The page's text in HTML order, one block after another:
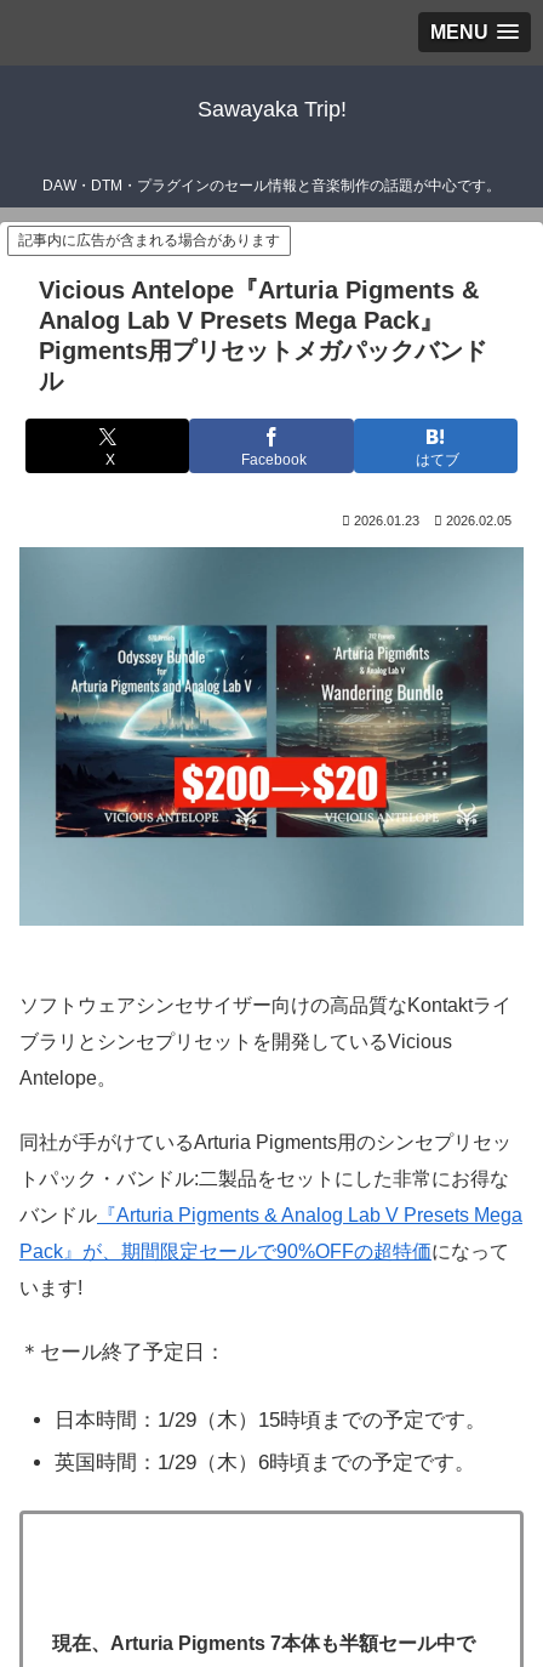
MENU
Sawayaka Trip!
DAW・DTM・プラグインのセール情報と音楽制作の話題が中心です。
記事内に広告が含まれる場合があります
Vicious Antelope『Arturia Pigments &
Analog Lab V Presets Mega Pack』
Pigments用プリセットメガパックバンド
ル
X Facebook はてブ
2026.01.23 2026.02.05
ソフトウェアシンセサイザー向けの高品質なKontaktライ
ブラリとシンセプリセットを開発しているVicious
Antelope。
同社が手がけているArturia Pigments用のシンセプリセッ
トパック・バンドル:二製品をセットにした非常にお得な
バンドル 『Arturia Pigments & Analog Lab V Presets Mega
Pack』が、期間限定セールで90%OFFの超特価になって
います!
＊セール終了予定日：
日本時間：1/29（木）15時頃までの予定です。
英国時間：1/29（木）6時頃までの予定です。
現在、Arturia Pigments 7本体も半額セール中で